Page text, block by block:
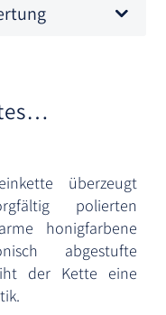
überzeugt
polierten
honigfarbene
abgestufte
der Kette eine